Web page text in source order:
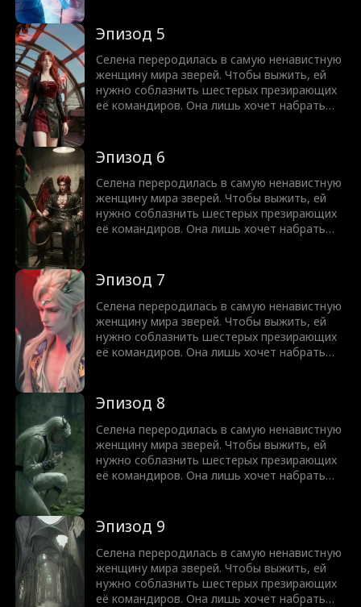
отпускает. Теперь все шестеро стоят у её
двери с налитыми кровью глазами: Думала,
что сможешь поиграть нашими чувствами
и уйти?
Эпизод 5
Селена переродилась в самую ненавистную
женщину мира зверей. Чтобы выжить, ей
нужно соблазнить шестерых презирающих
её командиров. Она лишь хочет набрать
отпускает. Теперь все шестеро стоят у её
двери с налитыми кровью глазами: Думала,
что сможешь поиграть нашими чувствами
и уйти?
Эпизод 6
Селена переродилась в самую ненавистную
женщину мира зверей. Чтобы выжить, ей
нужно соблазнить шестерых презирающих
её командиров. Она лишь хочет набрать
отпускает. Теперь все шестеро стоят у её
двери с налитыми кровью глазами: Думала,
что сможешь поиграть нашими чувствами
и уйти?
Эпизод 7
Селена переродилась в самую ненавистную
женщину мира зверей. Чтобы выжить, ей
нужно соблазнить шестерых презирающих
её командиров. Она лишь хочет набрать
отпускает. Теперь все шестеро стоят у её
двери с налитыми кровью глазами: Думала,
что сможешь поиграть нашими чувствами
и уйти?
Эпизод 8
Селена переродилась в самую ненавистную
женщину мира зверей. Чтобы выжить, ей
нужно соблазнить шестерых презирающих
её командиров. Она лишь хочет набрать
отпускает. Теперь все шестеро стоят у её
двери с налитыми кровью глазами: Думала,
что сможешь поиграть нашими чувствами
и уйти?
Эпизод 9
Селена переродилась в самую ненавистную
женщину мира зверей. Чтобы выжить, ей
нужно соблазнить шестерых презирающих
её командиров. Она лишь хочет набрать